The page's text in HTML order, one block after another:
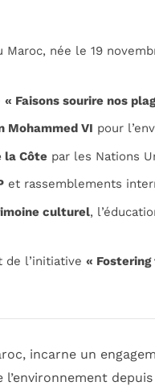
Maroc, née le 19
« Faisons sourire nos
Mohammed VI pour
la Côte par les Nations
et rassemblements
culturel,
de l’initiative «
incarne un
l’environnement